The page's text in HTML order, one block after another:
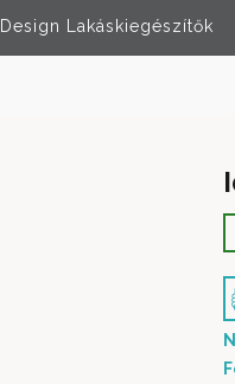
Design Lakáskiegészítők